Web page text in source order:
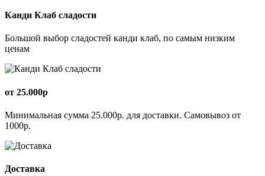
Канди Клаб сладости
Большой выбор сладостей канди клаб, по самым низким
ценам
от 25.000р
Минимальная сумма 25.000р. для доставки. Самовывоз от
1000р.
Доставка